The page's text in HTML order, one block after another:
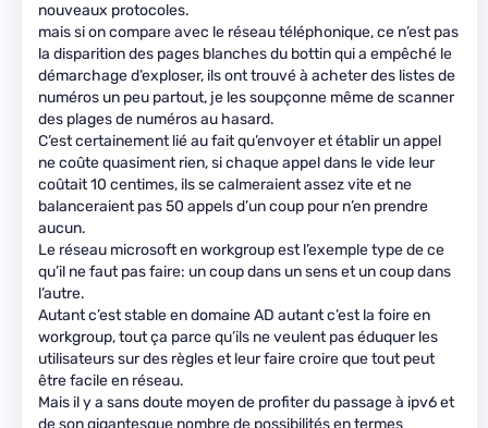
nouveaux protocoles.
mais si on compare avec le réseau téléphonique, ce n’est pas
la disparition des pages blanches du bottin qui a empêché le
démarchage d’exploser, ils ont trouvé à acheter des listes de
numéros un peu partout, je les soupçonne même de scanner
des plages de numéros au hasard.
C’est certainement lié au fait qu’envoyer et établir un appel
ne coûte quasiment rien, si chaque appel dans le vide leur
coûtait 10 centimes, ils se calmeraient assez vite et ne
balanceraient pas 50 appels d’un coup pour n’en prendre
aucun.
Le réseau microsoft en workgroup est l’exemple type de ce
qu’il ne faut pas faire: un coup dans un sens et un coup dans
l’autre.
Autant c’est stable en domaine AD autant c’est la foire en
workgroup, tout ça parce qu’ils ne veulent pas éduquer les
utilisateurs sur des règles et leur faire croire que tout peut
être facile en réseau.
Mais il y a sans doute moyen de profiter du passage à ipv6 et